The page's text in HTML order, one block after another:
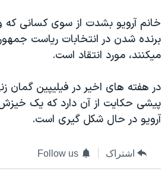
گالری عکس
آرشیو پخش زنده
اعتراضات زن، زندگی، آزادی
مجموعه مستندهای دادخواهی
دادگاه حمید نوری
چهل سال گروگان‌گیری
اعتراضات مردمی آبان ۹۸
خانم آرويو بشدت از سوی کسانی که
ميکنند، مورد انتقاد است.
در هفته های اخير در فيليپين گمان
پيشی حکايت از آن دارد که يک
آرويو در حال شکل گيری است.
اشتراک Follow us